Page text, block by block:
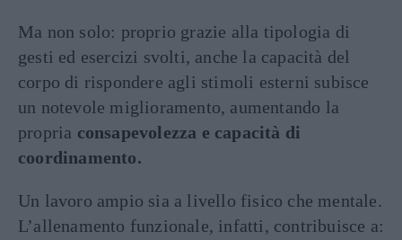
Ma non solo: proprio grazie alla tipologia di
gesti ed esercizi svolti, anche la capacità del
corpo di rispondere agli stimoli esterni subisce
un notevole miglioramento, aumentando la
propria consapevolezza e capacità di
coordinamento.
Un lavoro ampio sia a livello fisico che mentale.
L’allenamento funzionale, infatti, contribuisce a: